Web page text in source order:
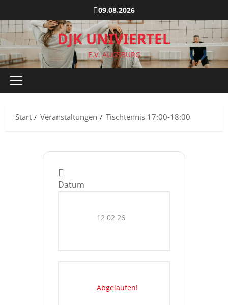
Inhalt
springen
09.08.2026
DJK UNIVIERTEL
E.V. AUGSBURG
Primäres
Start
Veranstaltungen Tischtennis 17:00-18:00
Datum
12 02 26
Abgelaufen!